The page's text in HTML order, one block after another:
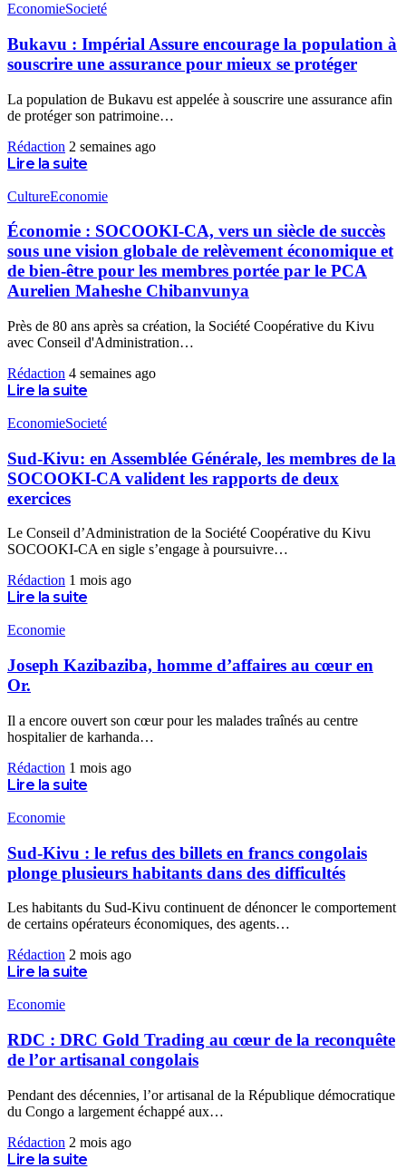
EconomieSocieté
Bukavu : Impérial Assure encourage la population à
souscrire une assurance pour mieux se protéger
La population de Bukavu est appelée à souscrire une assurance afin
de protéger son patrimoine…
Rédaction 2 semaines ago
Lire la suite
CultureEconomie
Économie : SOCOOKI-CA, vers un siècle de succès
sous une vision globale de relèvement économique et
de bien-être pour les membres portée par le PCA
Aurelien Maheshe Chibanvunya
Près de 80 ans après sa création, la Société Coopérative du Kivu
avec Conseil d'Administration…
Rédaction 4 semaines ago
Lire la suite
EconomieSocieté
Sud-Kivu: en Assemblée Générale, les membres de la
SOCOOKI-CA valident les rapports de deux
exercices
Le Conseil d’Administration de la Société Coopérative du Kivu
SOCOOKI-CA en sigle s’engage à poursuivre…
Rédaction 1 mois ago
Lire la suite
Economie
Joseph Kazibaziba, homme d’affaires au cœur en
Or.
Il a encore ouvert son cœur pour les malades traînés au centre
hospitalier de karhanda…
Rédaction 1 mois ago
Lire la suite
Economie
Sud-Kivu : le refus des billets en francs congolais
plonge plusieurs habitants dans des difficultés
Les habitants du Sud-Kivu continuent de dénoncer le comportement
de certains opérateurs économiques, des agents…
Rédaction 2 mois ago
Lire la suite
Economie
RDC : DRC Gold Trading au cœur de la reconquête
de l’or artisanal congolais
Pendant des décennies, l’or artisanal de la République démocratique
du Congo a largement échappé aux…
Rédaction 2 mois ago
Lire la suite